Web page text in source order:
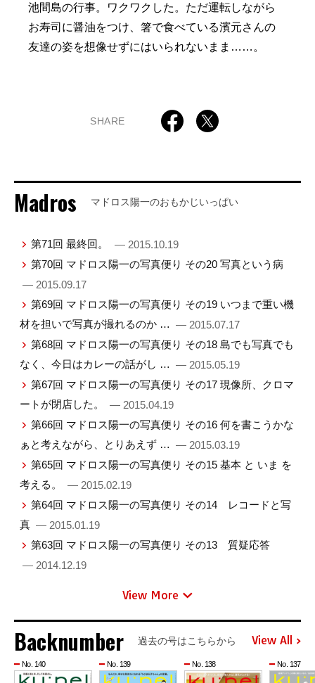
池間島の行事。ワクワクした。ただ運転しながら
お寿司に醤油をつけ、箸で食べている濱元さんの
友達の姿を想像せずにはいられないまま……。
SHARE
Madros マドロス陽一のおもかじいっぱい
第71回 最終回。
— 2015.10.19
第70回 マドロス陽一の写真便り その20 写真という病
— 2015.09.17
第69回 マドロス陽一の写真便り その19 いつまで重い機
材を担いで写真が撮れるのか … — 2015.07.17
第68回 マドロス陽一の写真便り その18 島でも写真でも
なく、今日はカレーの話がし … — 2015.05.19
第67回 マドロス陽一の写真便り その17 現像所、クロマ
ートが閉店した。
— 2015.04.19
第66回 マドロス陽一の写真便り その16 何を書こうかな
ぁと考えながら、とりあえず … — 2015.03.19
第65回 マドロス陽一の写真便り その15 基本 と いま を
考える。
— 2015.02.19
第64回 マドロス陽一の写真便り その14 レコードと写
真 — 2015.01.19
第63回 マドロス陽一の写真便り その13 質疑応答
— 2014.12.19
View More
Backnumber 過去の号はこちらから View All
No. 140 No. 139 No. 138 No. 137